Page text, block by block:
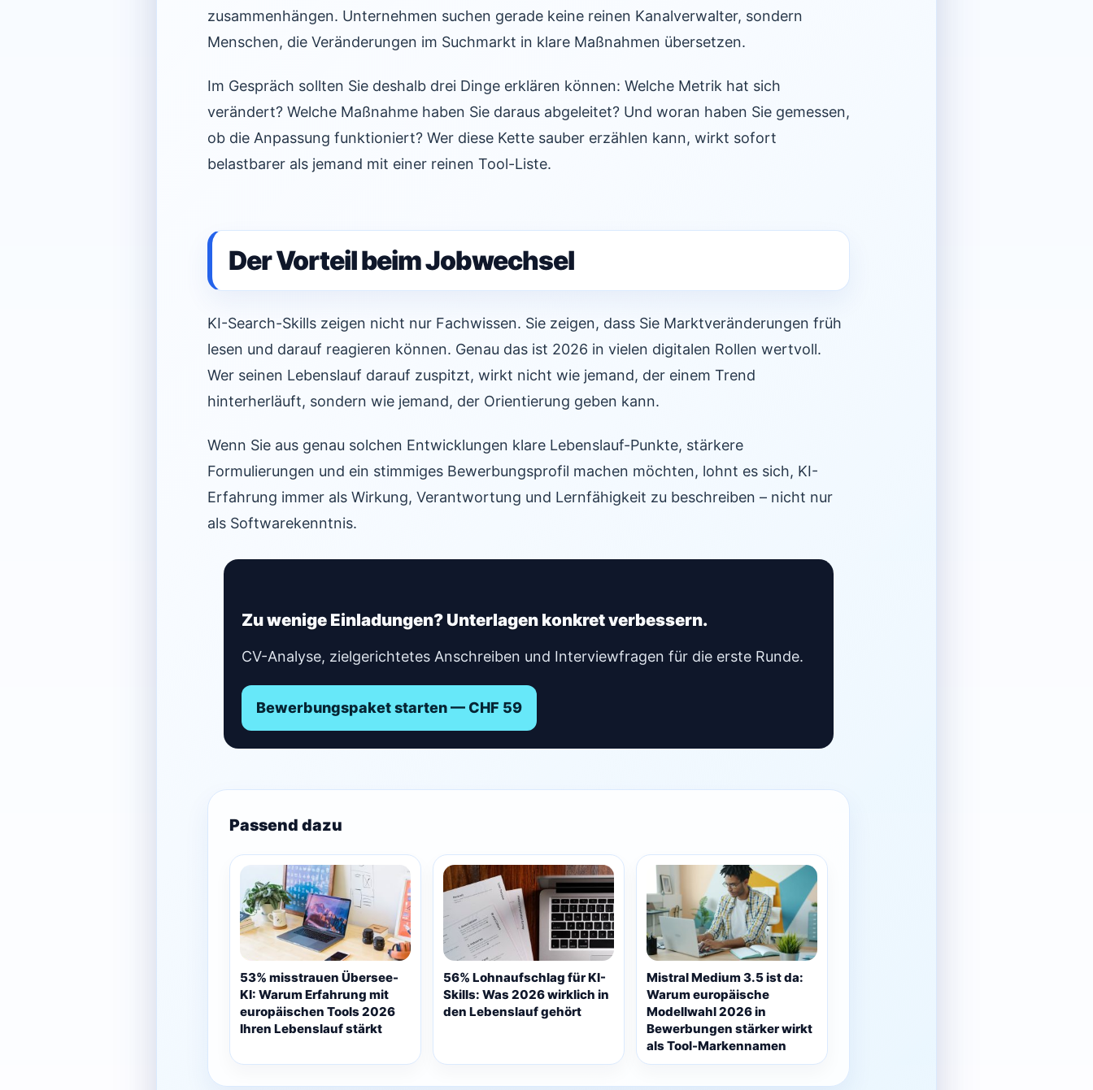
zusammenhängen. Unternehmen suchen gerade keine reinen Kanalverwalter, sondern
Menschen, die Veränderungen im Suchmarkt in klare Maßnahmen übersetzen.
Im Gespräch sollten Sie deshalb drei Dinge erklären können: Welche Metrik hat sich
verändert? Welche Maßnahme haben Sie daraus abgeleitet? Und woran haben Sie gemessen,
ob die Anpassung funktioniert? Wer diese Kette sauber erzählen kann, wirkt sofort
belastbarer als jemand mit einer reinen Tool-Liste.
Der Vorteil beim Jobwechsel
KI-Search-Skills zeigen nicht nur Fachwissen. Sie zeigen, dass Sie Marktveränderungen früh
lesen und darauf reagieren können. Genau das ist 2026 in vielen digitalen Rollen wertvoll.
Wer seinen Lebenslauf darauf zuspitzt, wirkt nicht wie jemand, der einem Trend
hinterherläuft, sondern wie jemand, der Orientierung geben kann.
Wenn Sie aus genau solchen Entwicklungen klare Lebenslauf-Punkte, stärkere
Formulierungen und ein stimmiges Bewerbungsprofil machen möchten, lohnt es sich, KI-
Erfahrung immer als Wirkung, Verantwortung und Lernfähigkeit zu beschreiben – nicht nur
als Softwarekenntnis.
Zu wenige Einladungen? Unterlagen konkret verbessern.
CV-Analyse, zielgerichtetes Anschreiben und Interviewfragen für die erste Runde.
Bewerbungspaket starten — CHF 59
Passend dazu
53% misstrauen Übersee-
KI: Warum Erfahrung mit
europäischen Tools 2026
Ihren Lebenslauf stärkt
56% Lohnaufschlag für KI-
Skills: Was 2026 wirklich in
den Lebenslauf gehört
Mistral Medium 3.5 ist da:
Warum europäische
Modellwahl 2026 in
Bewerbungen stärker wirkt
als Tool-Markennamen